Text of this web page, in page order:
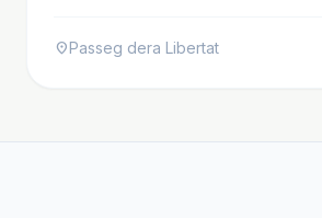
location_onPasseg dera Libertat